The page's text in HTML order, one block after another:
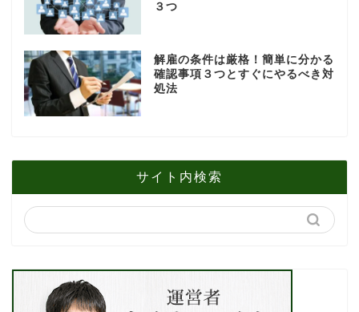
３つ
解雇の条件は厳格！簡単に分かる
確認事項３つとすぐにやるべき対
処法
サイト内検索